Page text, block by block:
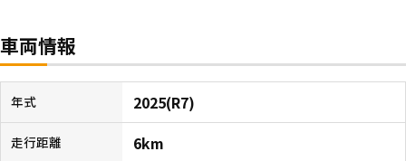
車両情報
年式 2025(R7)
走行距離 6km